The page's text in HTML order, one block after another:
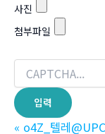
사진
첨부파일
« o4Z_텔레